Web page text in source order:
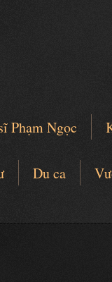
Phạm Ngọc
Du ca